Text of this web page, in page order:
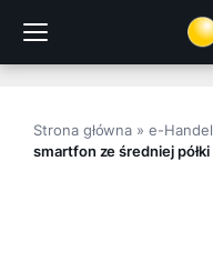
treści
Strona główna »e-Handel
smartfon ze średniej półki